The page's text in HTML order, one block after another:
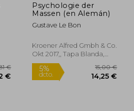
Psychologie der
Massen (en Alemán)
Gustave Le Bon
Kroener Alfred Gmbh & Co.
Okt 2017,, Tapa Blanda,
Nuevo